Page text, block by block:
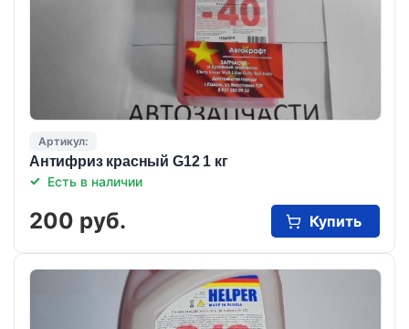
Артикул:
Антифриз красный G12 1 кг
Есть в наличии
200 руб. Купить